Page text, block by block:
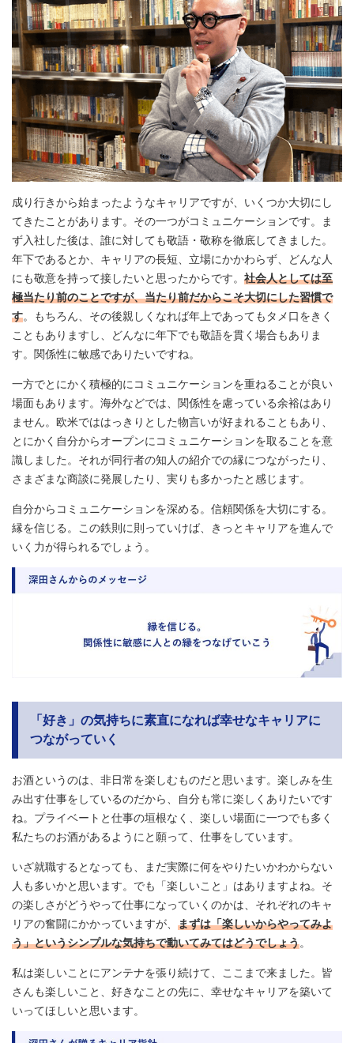
成り行きから始まったようなキャリアですが、いくつか大切にし
てきたことがあります。その一つがコミュニケーションです。ま
ず入社した後は、誰に対しても敬語・敬称を徹底してきました。
年下であるとか、キャリアの長短、立場にかかわらず、どんな人
にも敬意を持って接したいと思ったからです。 社会人としては至
極当たり前のことですが、当たり前だからこそ大切にした習慣で
す。もちろん、その後親しくなれば年上であってもタメ口をきく
こともありますし、どんなに年下でも敬語を貫く場合もありま
す。関係性に敏感でありたいですね。
一方でとにかく積極的にコミュニケーションを重ねることが良い
場面もあります。海外などでは、関係性を慮っている余裕はあり
ません。欧米でははっきりとした物言いが好まれることもあり、
とにかく自分からオープンにコミュニケーションを取ることを意
識しました。それが同行者の知人の紹介での縁につながったり、
さまざまな商談に発展したり、実りも多かったと感じます。
自分からコミュニケーションを深める。信頼関係を大切にする。
縁を信じる。この鉄則に則っていけば、きっとキャリアを進んで
いく力が得られるでしょう。
「好き」の気持ちに素直になれば幸せなキャリアに
つながっていく
お酒というのは、非日常を楽しむものだと思います。楽しみを生
み出す仕事をしているのだから、自分も常に楽しくありたいです
ね。プライベートと仕事の垣根なく、楽しい場面に一つでも多く
私たちのお酒があるようにと願って、仕事をしています。
いざ就職するとなっても、まだ実際に何をやりたいかわからない
人も多いかと思います。でも「楽しいこと」はありますよね。そ
の楽しさがどうやって仕事になっていくのかは、それぞれのキャ
リアの奮闘にかかっていますが、 まずは「楽しいからやってみよ
う」というシンプルな気持ちで動いてみてはどうでしょう。
私は楽しいことにアンテナを張り続けて、ここまで来ました。皆
さんも楽しいこと、好きなことの先に、幸せなキャリアを築いて
いってほしいと思います。